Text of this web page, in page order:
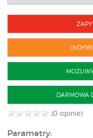
DARMOWA
(0 opinie)
Parametry: